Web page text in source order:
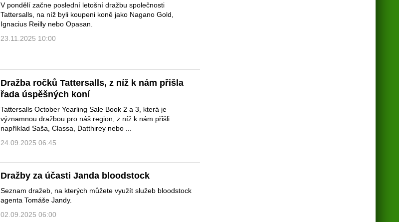
V pondělí začne poslední letošní dražbu společnosti
Tattersalls, na níž byli koupeni koně jako Nagano Gold,
Ignacius Reilly nebo Opasan.
23.11.2025 10:00
Dražba ročků Tattersalls, z níž k nám přišla
řada úspěšných koní
Tattersalls October Yearling Sale Book 2 a 3, která je
významnou dražbou pro náš region, z níž k nám přišli
například Saša, Classa, Datthirey nebo ...
24.09.2025 06:45
Dražby za účasti Janda bloodstock
Seznam dražeb, na kterých můžete využít služeb bloodstock
agenta Tomáše Jandy.
02.09.2025 06:00